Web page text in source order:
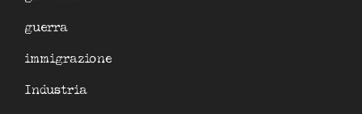
guerra
immigrazione
Industria